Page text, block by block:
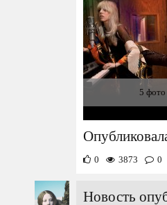
5 фото
0 3873 0
Новость